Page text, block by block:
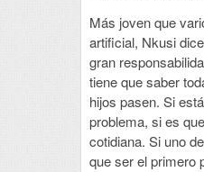
Más joven que
artificial, Nkusi
gran
tiene que saber
hijos pasen. Si
problema, si es
cotidiana. Si uno
que ser el primero